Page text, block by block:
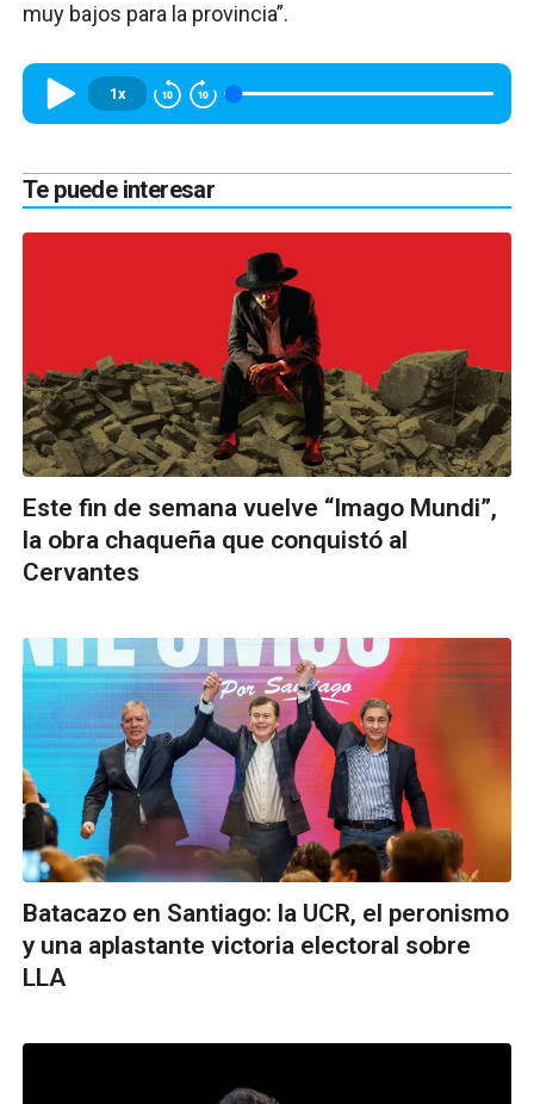
muy bajos para la provincia”.
1x
Te puede interesar
Este fin de semana vuelve “Imago Mundi”,
la obra chaqueña que conquistó al
Cervantes
Batacazo en Santiago: la UCR, el peronismo
y una aplastante victoria electoral sobre
LLA